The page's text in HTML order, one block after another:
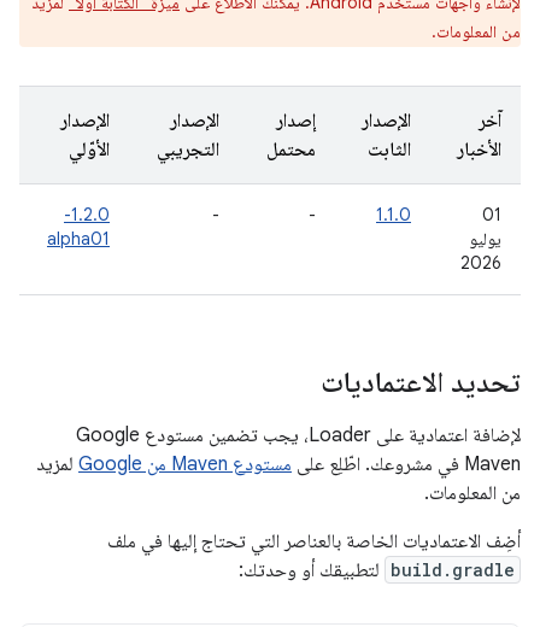
من المعلومات.
آخر
الأخبار
الإصدار
الثابت
إصدار
محتمل
الإصدار
التجريبي
الإصدار
الأوّلي
‫01
يوليو
2026
1.1.0
-
-
1.2.0-
alpha01
تحديد الاعتماديات
لإضافة اعتمادية على Loader، يجب تضمين مستودع Google
Maven في مشروعك. اطّلِع على
مستودع Maven من Google
لمزيد
من المعلومات.
أضِف الاعتماديات الخاصة بالعناصر التي تحتاج إليها في ملف
build.gradle لتطبيقك أو وحدتك: